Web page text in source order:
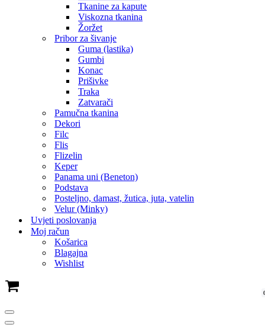
Tkanine za kapute
Viskozna tkanina
Žoržet
Pribor za šivanje
Guma (lastika)
Gumbi
Konac
Prišivke
Traka
Zatvarači
Pamučna tkanina
Dekori
Filc
Flis
Flizelin
Keper
Panama uni (Beneton)
Podstava
Posteljno, damast, žutica, juta, vatelin
Velur (Minky)
Uvjeti poslovanja
Moj račun
Košarica
Blagajna
Wishlist
Cart
Navigation
Menu
Navigation